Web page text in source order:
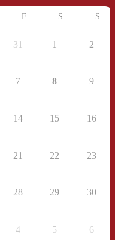
F S S
31 1 2
7 8 9
14 15 16
21 22 23
28 29 30
4 5 6